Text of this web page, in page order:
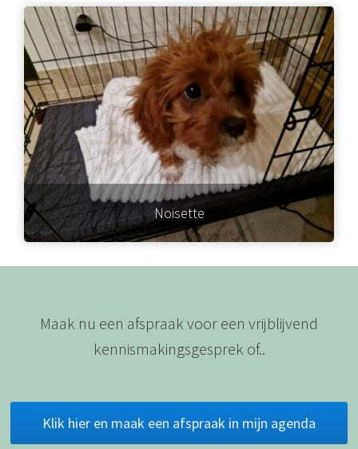
Noisette
Maak nu een afspraak voor een vrijblijvend
kennismakingsgesprek of..
Klik hier en maak een afspraak in mijn agenda